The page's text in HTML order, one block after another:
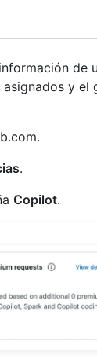
de
y el
.
Copilot.